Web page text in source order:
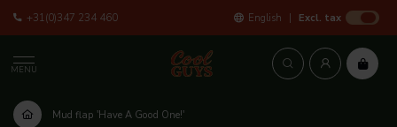
+31(0)347 234 460 English Excl. tax
MENU
Mud flap 'Have A Good One!'